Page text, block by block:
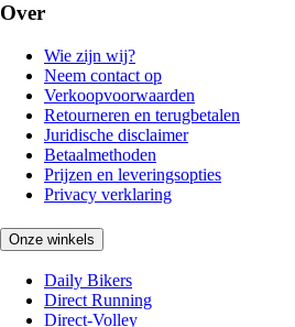
Over
Wie zijn wij?
Neem contact op
Verkoopvoorwaarden
Retourneren en terugbetalen
Juridische disclaimer
Betaalmethoden
Prijzen en leveringsopties
Privacy verklaring
Onze winkels
Daily Bikers
Direct Running
Direct-Volley